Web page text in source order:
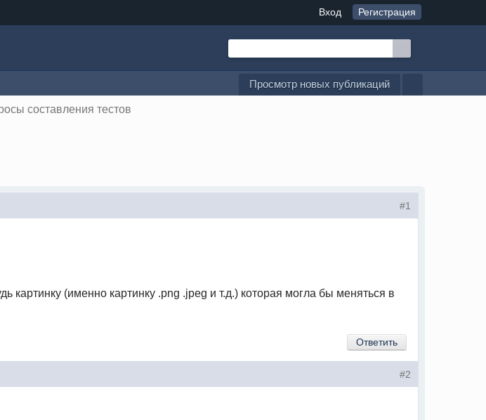
Вход Регистрация
Просмотр новых публикаций
составления тестов
#1
картинку (именно картинку .png .jpeg и т.д.) которая могла бы меняться в
Ответить
#2